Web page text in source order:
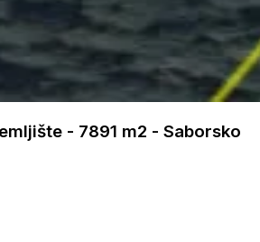
- 7891 m2 - Saborsko